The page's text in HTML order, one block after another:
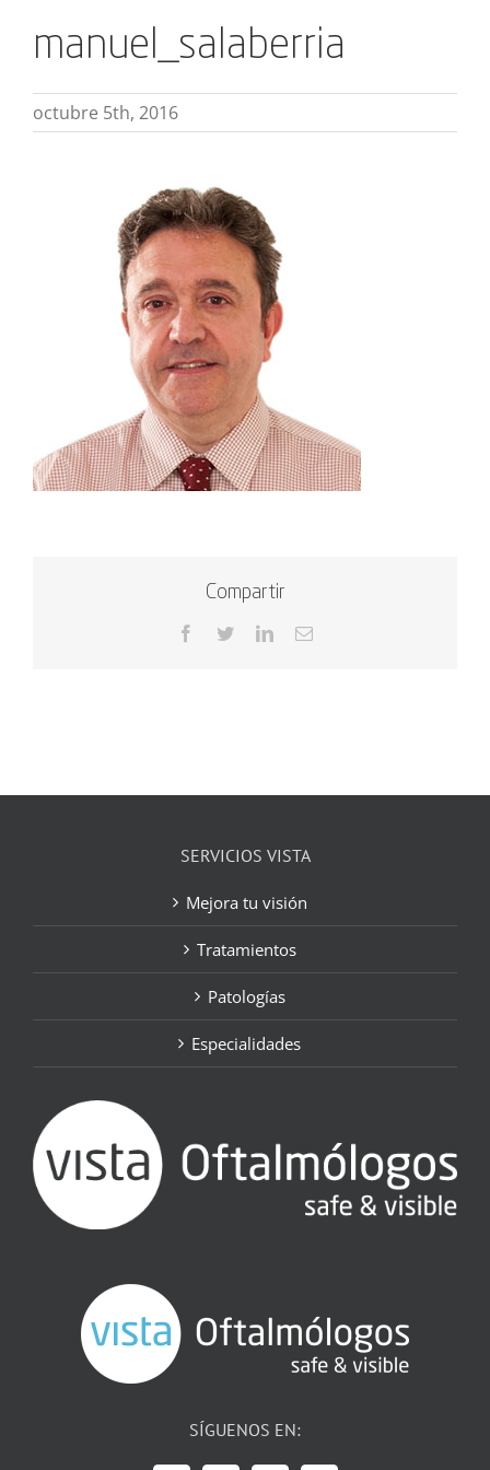
manuel_salaberria
octubre 5th, 2016
Compartir
Facebook
TwitterLinkedInCorreo
SERVICIOS VISTA
Mejora tu visión
Tratamientos
Patologías
Especialidades
SÍGUENOS EN: